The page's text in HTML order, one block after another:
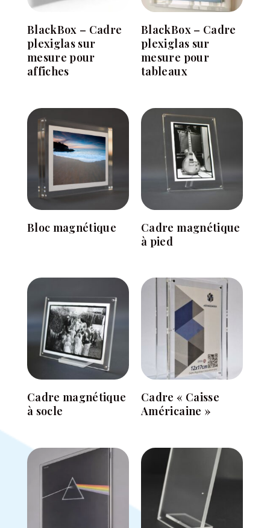
BlackBox – Cadre
plexiglas sur
mesure pour
affiches
BlackBox – Cadre
plexiglas sur
mesure pour
tableaux
Bloc magnétique
Cadre magnétique
à pied
Cadre magnétique
à socle
Cadre « Caisse
Américaine »